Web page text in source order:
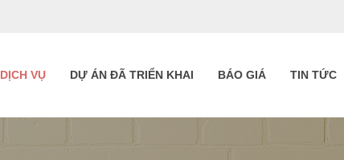
DỊCH VỤ DỰ ÁN ĐÃ TRIỂN KHAI BÁO GIÁ TIN TỨC